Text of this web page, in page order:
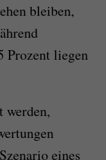
bleiben,
Prozent liegen
werden,
eines